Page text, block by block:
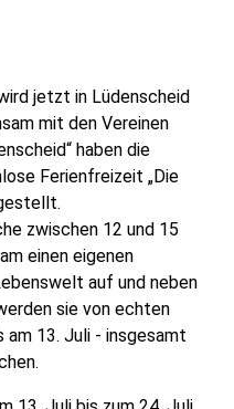
jetzt in Lüdenscheid
mit den Vereinen
haben die
Ferienfreizeit „Die
zwischen 12 und 15
einen eigenen
auf und neben
sie von echten
13. Juli - insgesamt